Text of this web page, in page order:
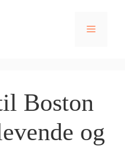
Meny
Boston
og